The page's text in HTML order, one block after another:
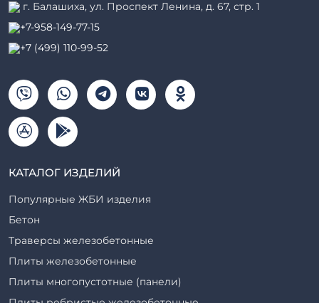
г. Балашиха, ул. Проспект Ленина, д. 67, стр. 1
+7-958-149-77-15
+7 (499) 110-99-52
КАТАЛОГ ИЗДЕЛИЙ
Популярные ЖБИ изделия
Бетон
Траверсы железобетонные
Плиты железобетонные
Плиты многопустотные (панели)